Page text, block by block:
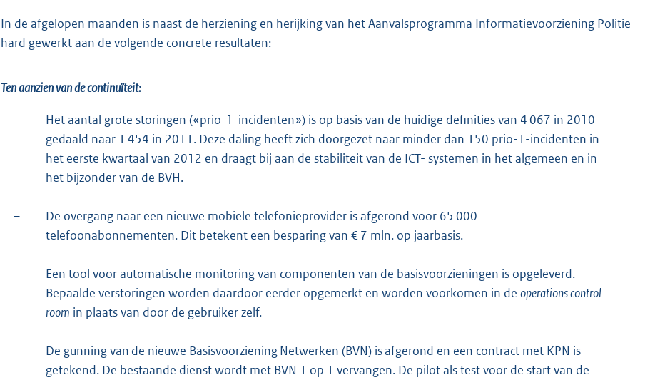
In de afgelopen maanden is naast de herziening en herijking van het Aanvalsprogramma Informatievoorziening Politie
hard gewerkt aan de volgende concrete resultaten:
Ten aanzien van de continuïteit:
–
Het aantal grote storingen («prio-1-incidenten») is op basis van de huidige definities van 4 067 in 2010
gedaald naar 1 454 in 2011. Deze daling heeft zich doorgezet naar minder dan 150 prio-1-incidenten in
het eerste kwartaal van 2012 en draagt bij aan de stabiliteit van de ICT- systemen in het algemeen en in
het bijzonder van de BVH.
–
De overgang naar een nieuwe mobiele telefonieprovider is afgerond voor 65 000
telefoonabonnementen. Dit betekent een besparing van € 7 mln. op jaarbasis.
–
Een tool voor automatische monitoring van componenten van de basisvoorzieningen is opgeleverd.
Bepaalde verstoringen worden daardoor eerder opgemerkt en worden voorkomen in de operations control
room in plaats van door de gebruiker zelf.
–
De gunning van de nieuwe Basisvoorziening Netwerken (BVN) is afgerond en een contract met KPN is
getekend. De bestaande dienst wordt met BVN 1 op 1 vervangen. De pilot als test voor de start van de